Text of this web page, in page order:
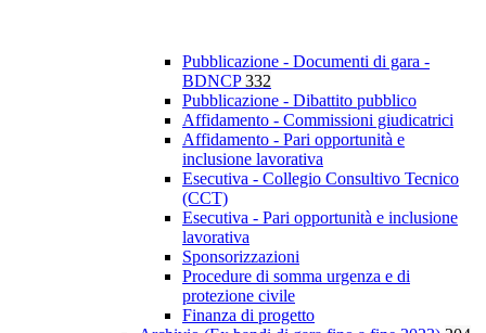
Pubblicazione - Documenti di gara -
BDNCP332
Pubblicazione - Dibattito pubblico
Affidamento - Commissioni giudicatrici
Affidamento - Pari opportunità e
inclusione lavorativa
Esecutiva - Collegio Consultivo Tecnico
(CCT)
Esecutiva - Pari opportunità e inclusione
lavorativa
Sponsorizzazioni
Procedure di somma urgenza e di
protezione civile
Finanza di progetto